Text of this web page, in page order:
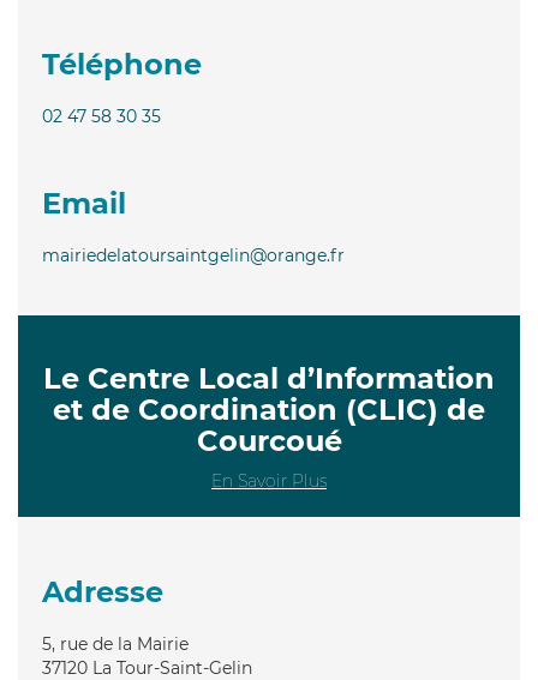
Téléphone
02 47 58 30 35
Email
mairiedelatoursaintgelin@orange.fr
Le Centre Local d’Information
et de Coordination (CLIC) de
Courcoué
En Savoir Plus
Adresse
5, rue de la Mairie
37120 La Tour-Saint-Gelin